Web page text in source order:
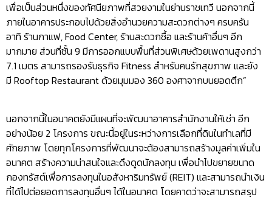
เพื่อเป็นส่วนหนึ่งของทัศนียภาพที่สวยงามในย่านราชเทวี นอกจากนี้
ภายในอาคารประกอบไปด้วยสิ่งอำนวยความสะดวกต่างๆ ครบครัน
อาทิ ร้านกาแฟ, Food Center, ร้านสะดวกซื้อ และร้านค้าอื่นๆ อีก
มากมาย ส่วนที่ชั้น 9 มีการออกแบบพื้นที่ส่วนพิเศษด้วยเพดานสูงกว่า
7.1 เมตร สามารถรองรับธุรกิจ Fitness สำหรับคนรักสุขภาพ และยัง
มี Rooftop Restaurant ด้วยมุมมอง 360 องศาจากบนยอดตึก”
นอกจากนี้ในอนาคตยังมีแผนที่จะพัฒนาอาคารสำนักงานให้เช่า อีก
อย่างน้อย 2 โครงการ ขณะนี้อยู่ในระหว่างการเลือกที่ดินในทำเลที่มี
ศักยภาพ โดยทุกโครงการที่พัฒนาจะต้องสามารถสร้างมูลค่าเพิ่มใน
อนาคต สร้างความน่าสนใจและดึงดูดนักลงทุน เพื่อนำไปขยายขนาด
กองทรัสต์เพื่อการลงทุนในอสังหาริมทรัพย์ (REIT) และสามารถนำเงิน
ที่ได้ไปต่อยอดการลงทุนอื่นๆ ได้ในอนาคต โดยคาดว่าจะสามารถสรุป